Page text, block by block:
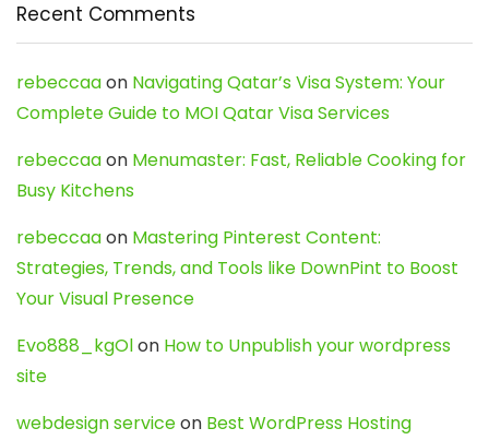
Recent Comments
rebeccaaon Navigating Qatar’s Visa System: Your
Complete Guide to MOI Qatar Visa Services
rebeccaaon Menumaster: Fast, Reliable Cooking for
Busy Kitchens
rebeccaaon Mastering Pinterest Content:
Strategies, Trends, and Tools like DownPint to Boost
Your Visual Presence
Evo888_kgOlon How to Unpublish your wordpress
site
webdesign serviceon Best WordPress Hosting